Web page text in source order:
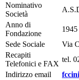
Nominativo
Società
Anno di
Fondazione
1945
Sede Sociale
Via
Recapiti
Telefonici e FAX
tel.
Indirizzo email